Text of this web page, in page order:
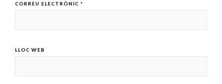
CORREU ELECTRÒNIC *
LLOC WEB